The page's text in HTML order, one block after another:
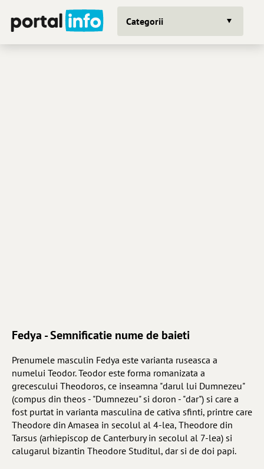
Categorii
Fedya - Semnificatie nume de baieti
Prenumele masculin Fedya este varianta ruseasca a
numelui Teodor. Teodor este forma romanizata a
grecescului Theodoros, ce inseamna "darul lui Dumnezeu"
(compus din theos - "Dumnezeu" si doron - "dar") si care a
fost purtat in varianta masculina de cativa sfinti, printre care
Theodore din Amasea in secolul al 4-lea, Theodore din
Tarsus (arhiepiscop de Canterbury in secolul al 7-lea) si
calugarul bizantin Theodore Studitul, dar si de doi papi.